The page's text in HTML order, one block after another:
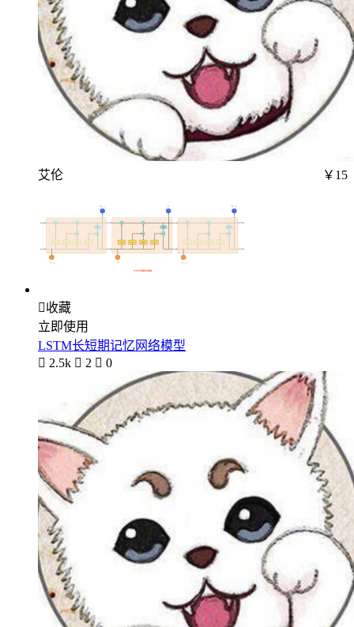
艾伦 ￥15
收藏
立即使用
LSTM长短期记忆网络模型
 2.5k  2  0